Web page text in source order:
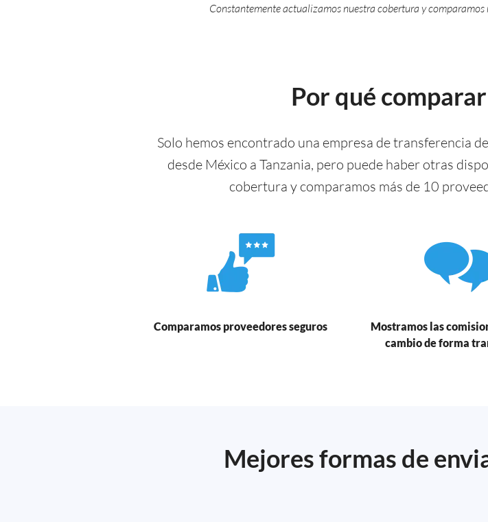
Constantemente actualizamos nuestra cobertura y comparamos
Por qué
Solo hemos encontrado una empresa de transferencia
desde México a Tanzania, pero puede haber otras
cobertura y comparamos más de 10
Comparamos proveedores seguros
Mostramos las
cambio de forma
Mejores formas de